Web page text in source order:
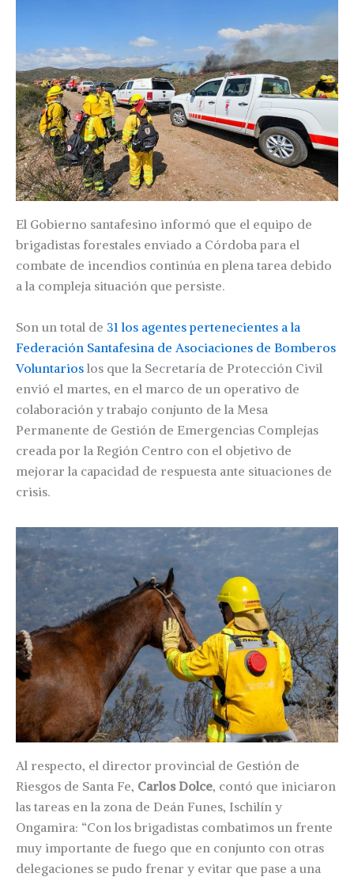
El Gobierno santafesino informó que el equipo de
brigadistas forestales enviado a Córdoba para el
combate de incendios continúa en plena tarea debido
a la compleja situación que persiste.
Son un total de 31 los agentes pertenecientes a la
Federación Santafesina de Asociaciones de Bomberos
Voluntarios los que la Secretaría de Protección Civil
envió el martes, en el marco de un operativo de
colaboración y trabajo conjunto de la Mesa
Permanente de Gestión de Emergencias Complejas
creada por la Región Centro con el objetivo de
mejorar la capacidad de respuesta ante situaciones de
crisis.
Al respecto, el director provincial de Gestión de
Riesgos de Santa Fe, Carlos Dolce, contó que iniciaron
las tareas en la zona de Deán Funes, Ischilín y
Ongamira: “Con los brigadistas combatimos un frente
muy importante de fuego que en conjunto con otras
delegaciones se pudo frenar y evitar que pase a una